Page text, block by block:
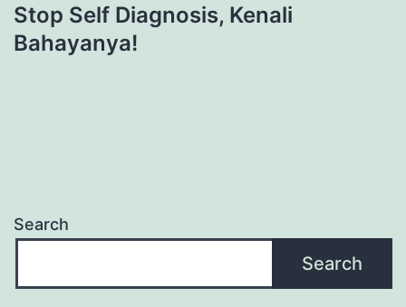
Stop Self Diagnosis, Kenali
Bahayanya!
Search
Search